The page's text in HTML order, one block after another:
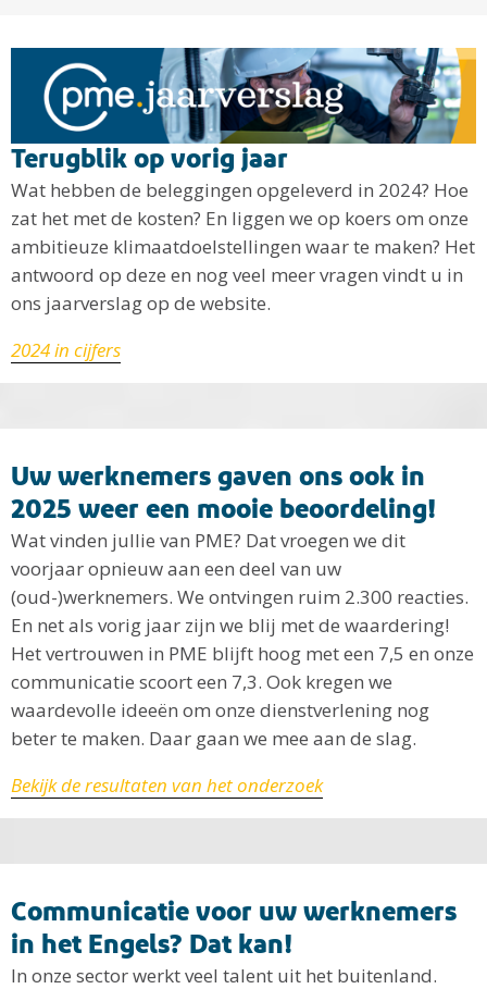
Terugblik op vorig jaar
Wat hebben de beleggingen opgeleverd in 2024? Hoe
zat het met de kosten? En liggen we op koers om onze
ambitieuze klimaatdoelstellingen waar te maken? Het
antwoord op deze en nog veel meer vragen vindt u in
ons jaarverslag op de website.
2024 in cijfers
Uw werknemers gaven ons ook in
2025 weer een mooie beoordeling!
Wat vinden jullie van PME? Dat vroegen we dit
voorjaar opnieuw aan een deel van uw
(oud-)werknemers. We ontvingen ruim 2.300 reacties.
En net als vorig jaar zijn we blij met de waardering!
Het vertrouwen in PME blijft hoog met een 7,5 en onze
communicatie scoort een 7,3. Ook kregen we
waardevolle ideeën om onze dienstverlening nog
beter te maken. Daar gaan we mee aan de slag.
Bekijk de resultaten van het onderzoek
Communicatie voor uw werknemers
in het Engels? Dat kan!
In onze sector werkt veel talent uit het buitenland.